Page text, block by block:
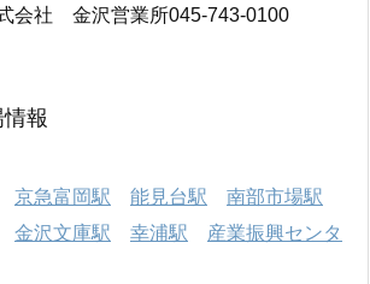
会社 金沢営業所045-743-0100
報
京急富岡駅 能見台駅
南部市場駅
金沢文庫駅 幸浦駅
産業振興センタ